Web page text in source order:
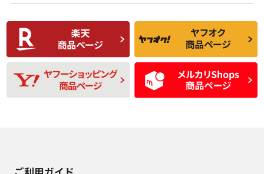
C
比較的きれいな中古
品
C
られるが、使用に問
題のない中古品
D
使用感や目立つ傷が
あり、一般的な中古
品
D
残り溝も少なく、偏
磨耗がみられ、短期
間使用できるくらい
の中古品